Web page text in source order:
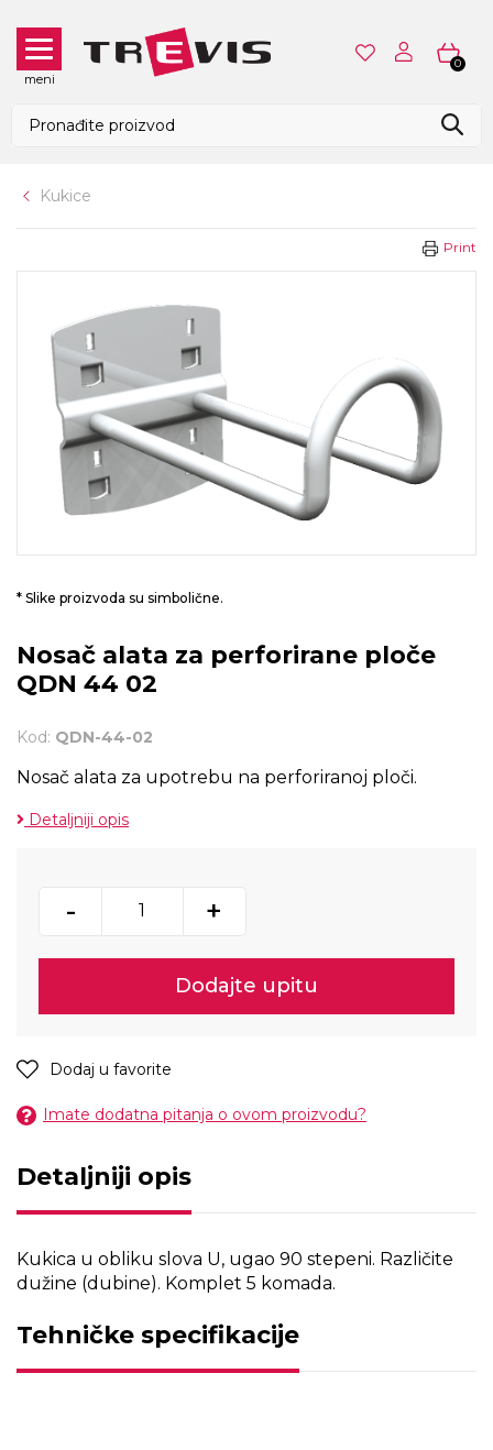
meni
0
Kukice
Print
* Slike proizvoda su simbolične.
Nosač alata za perforirane ploče
QDN 44 02
Kod: QDN-44-02
Nosač alata za upotrebu na perforiranoj ploči.
Detaljniji opis
- +
Dodajte upitu
Dodaj u favorite
Imate dodatna pitanja o ovom proizvodu?
Detaljniji opis
Kukica u obliku slova U, ugao 90 stepeni. Različite
dužine (dubine). Komplet 5 komada.
Tehničke specifikacije